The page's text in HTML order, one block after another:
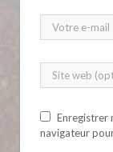
Enregistrer
navigateur